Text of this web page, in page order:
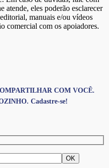
atende, eles poderão esclarecer
manuais e/ou vídeos
comercial com os apoiadores.
COM VOCÊ.
Cadastre-se!